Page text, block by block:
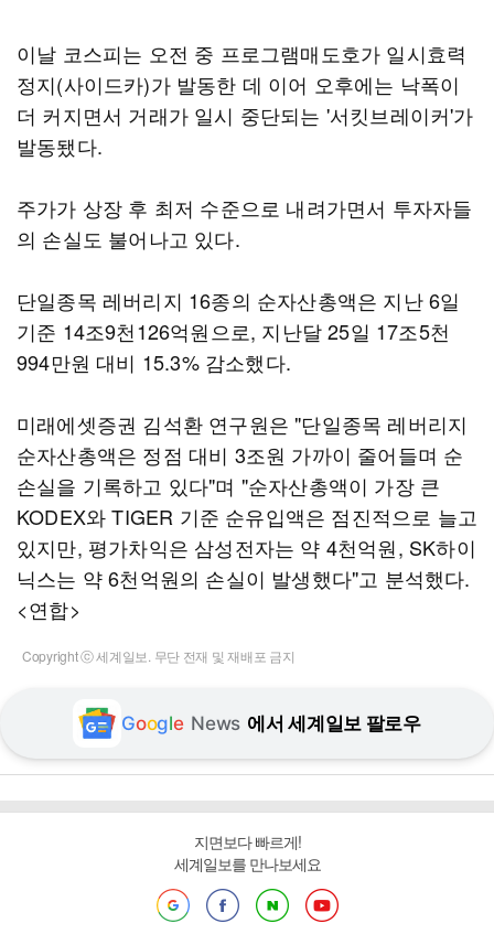
이날 코스피는 오전 중 프로그램매도호가 일시효력
정지(사이드카)가 발동한 데 이어 오후에는 낙폭이
더 커지면서 거래가 일시 중단되는 '서킷브레이커'가
발동됐다.
주가가 상장 후 최저 수준으로 내려가면서 투자자들
의 손실도 불어나고 있다.
단일종목 레버리지 16종의 순자산총액은 지난 6일
기준 14조9천126억원으로, 지난달 25일 17조5천
994만원 대비 15.3% 감소했다.
미래에셋증권 김석환 연구원은 "단일종목 레버리지
순자산총액은 정점 대비 3조원 가까이 줄어들며 순
손실을 기록하고 있다"며 "순자산총액이 가장 큰
KODEX와 TIGER 기준 순유입액은 점진적으로 늘고
있지만, 평가차익은 삼성전자는 약 4천억원, SK하이
닉스는 약 6천억원의 손실이 발생했다"고 분석했다.
<연합>
Copyright ⓒ 세계일보. 무단 전재 및 재배포 금지
Google News 에서 세계일보 팔로우
지면보다 빠르게!
세계일보를 만나보세요